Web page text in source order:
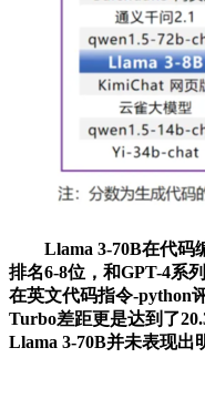
Llama 3-70B在代码编
排名6-8位，和GPT-4系
在英文代码指令-python
Turbo差距更是达到了
Llama 3-70B并未表现出